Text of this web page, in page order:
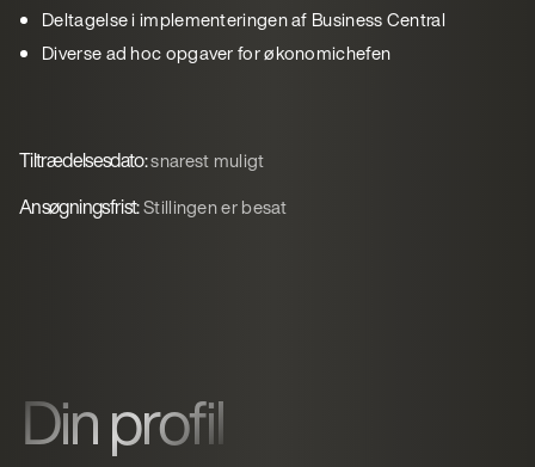
Deltagelse i implementeringen af Business Central
Diverse ad hoc opgaver for økonomichefen
Tiltrædelsesdato:snarest muligt
Ansøgningsfrist:Stillingen er besat
Din profil